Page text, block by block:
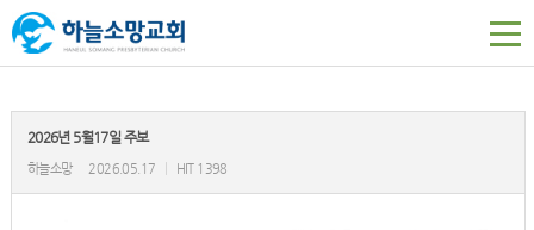
2026년 5월17일 주보
하늘소망 2026.05.17 HIT 1398